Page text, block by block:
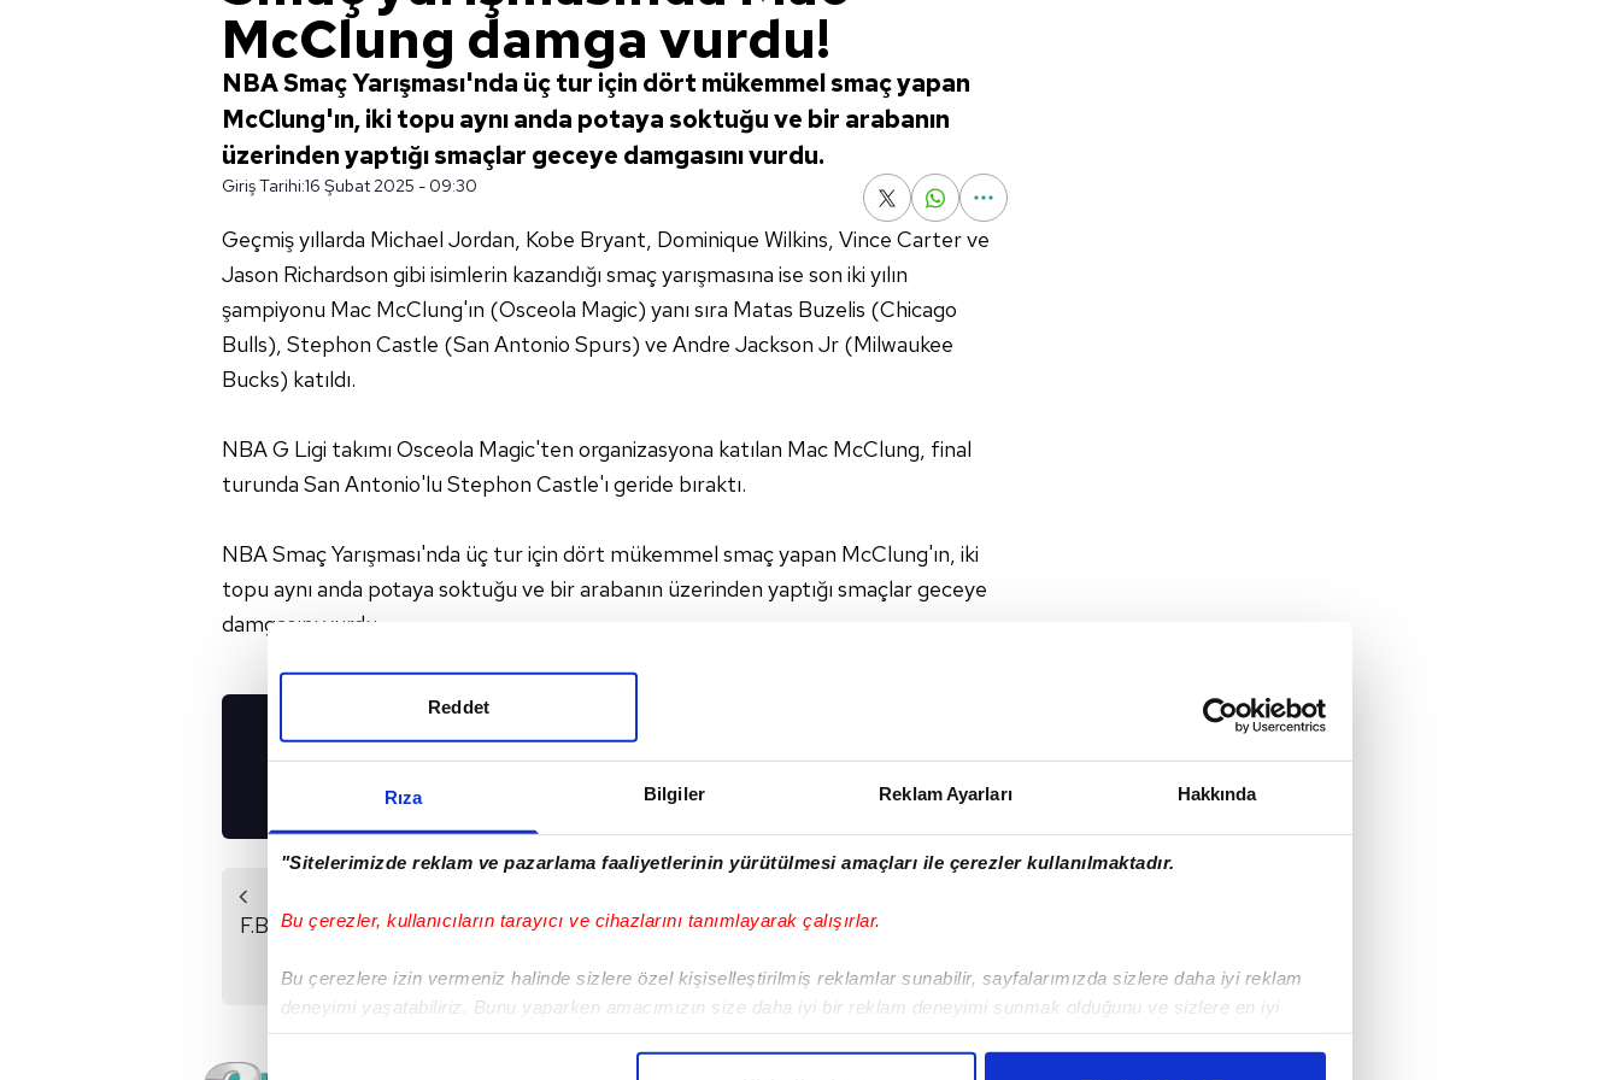
Rıza Bilgiler Reklam Ayarları Hakkında
"Sitelerimizde reklam ve pazarlama faaliyetlerinin yürütülmesi amaçları ile çerezler kullanılmaktadır.
Bu çerezler, kullanıcıların tarayıcı ve cihazlarını tanımlayarak çalışırlar.
Bu çerezlere izin vermeniz halinde sizlere özel kişiselleştirilmiş reklamlar sunabilir, sayfalarımızda sizlere daha iyi reklam
deneyimi yaşatabiliriz. Bunu yaparken amacımızın size daha iyi bir reklam deneyimi sunmak olduğunu ve sizlere en iyi
Reddet
McClung damga vurdu!
NBA Smaç Yarışması'nda üç tur için dört mükemmel smaç yapan
McClung'ın, iki topu aynı anda potaya soktuğu ve bir arabanın
üzerinden yaptığı smaçlar geceye damgasını vurdu.
Giriş Tarihi:16 Şubat 2025 - 09:30
Geçmiş yıllarda Michael Jordan, Kobe Bryant, Dominique Wilkins, Vince Carter ve
Jason Richardson gibi isimlerin kazandığı smaç yarışmasına ise son iki yılın
şampiyonu Mac McClung'ın (Osceola Magic) yanı sıra Matas Buzelis (Chicago
Bulls), Stephon Castle (San Antonio Spurs) ve Andre Jackson Jr (Milwaukee
Bucks) katıldı.
NBA G Ligi takımı Osceola Magic'ten organizasyona katılan Mac McClung, final
turunda San Antonio'lu Stephon Castle'ı geride bıraktı.
NBA Smaç Yarışması'nda üç tur için dört mükemmel smaç yapan McClung'ın, iki
topu aynı anda potaya soktuğu ve bir arabanın üzerinden yaptığı smaçlar geceye
damgasını vurdu.
UYGULAMALARIMIZI
F.Bahçe Beko-ASVEL
Paris Basket -